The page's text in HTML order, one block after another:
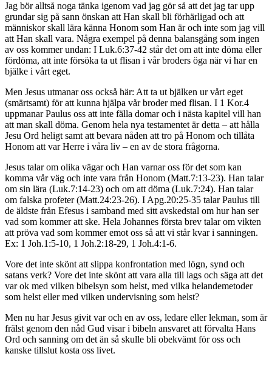
Jag bör alltså noga tänka igenom vad jag gör så att det jag tar upp
grundar sig på sann önskan att Han skall bli förhärligad och att
människor skall lära känna Honom som Han är och inte som jag vill
att Han skall vara. Några exempel på denna balansgång som ingen
av oss kommer undan: I Luk.6:37-42 står det om att inte döma eller
fördöma, att inte försöka ta ut flisan i vår broders öga när vi har en
bjälke i vårt eget.
Men Jesus utmanar oss också här: Att ta ut bjälken ur vårt eget
(smärtsamt) för att kunna hjälpa vår broder med flisan. I 1 Kor.4
uppmanar Paulus oss att inte fälla domar och i nästa kapitel vill han
att man skall döma. Genom hela nya testamentet är detta – att hålla
Jesu Ord heligt samt att bevara nåden att tro på Honom och tillåta
Honom att var Herre i våra liv – en av de stora frågorna.
Jesus talar om olika vägar och Han varnar oss för det som kan
komma vår väg och inte vara från Honom (Matt.7:13-23). Han talar
om sin lära (Luk.7:14-23) och om att döma (Luk.7:24). Han talar
om falska profeter (Matt.24:23-26). I Apg.20:25-35 talar Paulus till
de äldste från Efesus i samband med sitt avskedstal om hur han ser
vad som kommer att ske. Hela Johannes första brev talar om vikten
att pröva vad som kommer emot oss så att vi står kvar i sanningen.
Ex: 1 Joh.1:5-10, 1 Joh.2:18-29, 1 Joh.4:1-6.
Vore det inte skönt att slippa konfrontation med lögn, synd och
satans verk? Vore det inte skönt att vara alla till lags och säga att det
var ok med vilken bibelsyn som helst, med vilka helandemetoder
som helst eller med vilken undervisning som helst?
Men nu har Jesus givit var och en av oss, ledare eller lekman, som är
frälst genom den nåd Gud visar i bibeln ansvaret att förvalta Hans
Ord och sanning om det än så skulle bli obekvämt för oss och
kanske tillslut kosta oss livet.